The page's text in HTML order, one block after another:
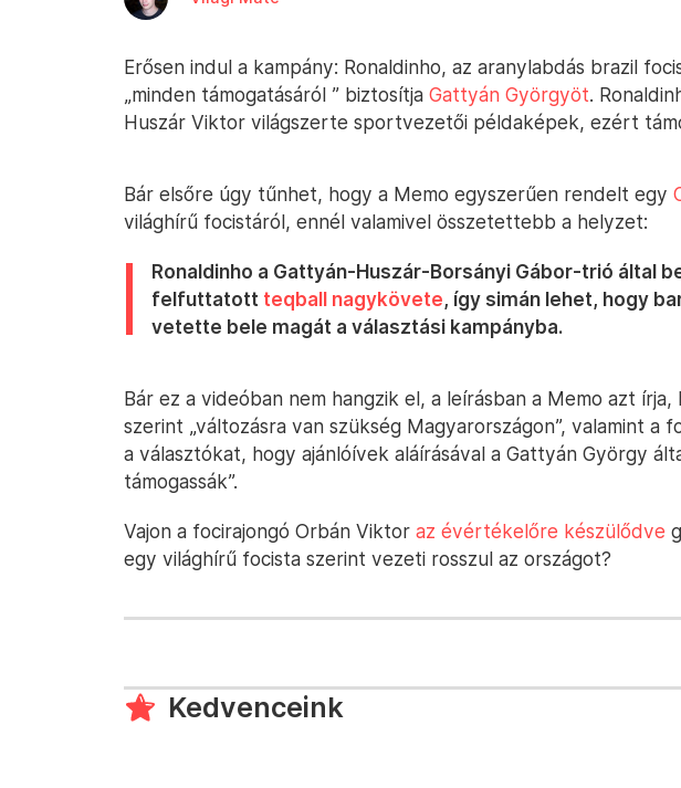
Erősen indul a kampány: Ronaldinho, az aranylabdás brazil
„minden támogatásáról ” biztosítja Gattyán Györgyöt.
Huszár Viktor világszerte sportvezetői példaképek, ezért
Bár elsőre úgy tűnhet, hogy a Memo egyszerűen rendelt egy
világhírű focistáról, ennél valamivel összetettebb a helyzet:
Ronaldinho a Gattyán-Huszár-Borsányi Gábor-trió által
felfuttatott teqball nagykövete, így simán lehet, hogy
vetette bele magát a választási kampányba.
Bár ez a videóban nem hangzik el, a leírásban a Memo azt írja,
szerint „változásra van szükség Magyarországon”, valamint a
a választókat, hogy ajánlóívek aláírásával a Gattyán György
támogassák”.
Vajon a focirajongó Orbán Viktor az évértékelőre készülődve
egy világhírű focista szerint vezeti rosszul az országot?
Kedvenceink